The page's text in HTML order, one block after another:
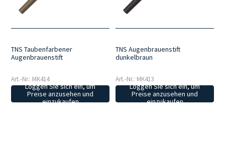
TNS Taubenfarbener
Augenbrauenstift
Art.-Nr.: MK414
Loggen Sie sich ein, um
Preise anzusehen und
einzukaufen
TNS Augenbrauenstift
dunkelbraun
Art.-Nr.: MK413
Loggen Sie sich ein, um
Preise anzusehen und
einzukaufen